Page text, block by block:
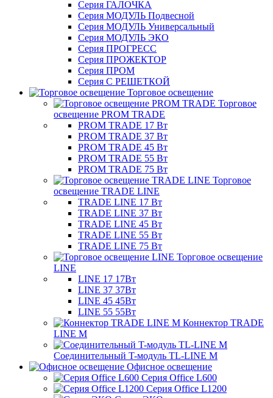
Серия ГАЛОЧКА
Серия МОДУЛЬ Подвесной
Серия МОДУЛЬ Универсальный
Серия МОДУЛЬ ЭКО
Серия ПРОГРЕСС
Серия ПРОЖЕКТОР
Серия ПРОМ
Серия С РЕШЕТКОЙ
Торговое освещение
Торговое
освещение PROM TRADE
PROM TRADE 17 Вт
PROM TRADE 37 Вт
PROM TRADE 45 Вт
PROM TRADE 55 Вт
PROM TRADE 75 Вт
Торговое
освещение TRADE LINE
TRADE LINE 17 Вт
TRADE LINE 37 Вт
TRADE LINE 45 Вт
TRADE LINE 55 Вт
TRADE LINE 75 Вт
Торговое освещение
LINE
LINE 17 17Вт
LINE 37 37Вт
LINE 45 45Вт
LINE 55 55Вт
Коннектор TRADE
LINE M
Соединительный T-модуль TL-LINE M
Офисное освещение
Серия Office L600
Серия Office L1200